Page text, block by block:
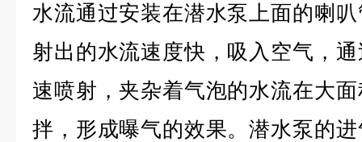
水流通过安装在潜水泵上面的喇
射出的水流速度快，吸入空气，
速喷射，夹杂着气泡的水流在大
拌，形成曝气的效果。潜水泵的